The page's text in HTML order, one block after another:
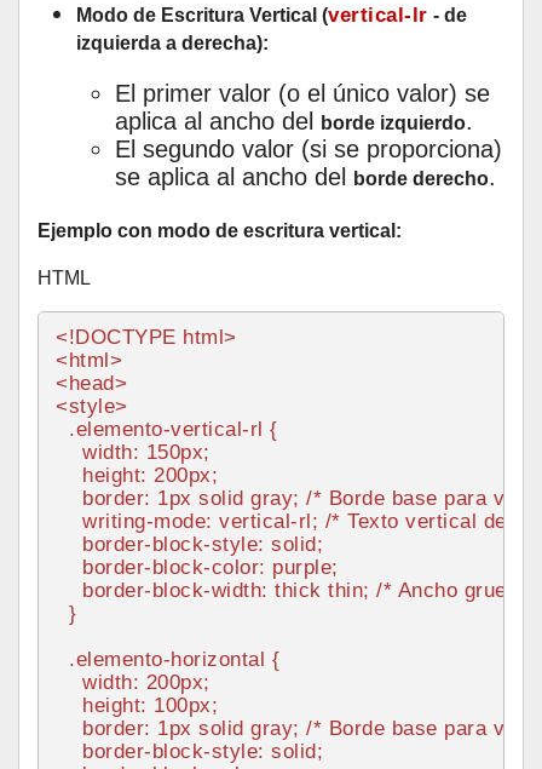
Modo de Escritura Vertical (vertical-lr - de
izquierda a derecha):
El primer valor (o el único valor) se
aplica al ancho del
borde izquierdo.
El segundo valor (si se proporciona)
se aplica al ancho del
borde derecho.
Ejemplo con modo de escritura vertical:
HTML
<!DOCTYPE html>
<html>
<head>
<style>
.elemento-vertical-rl {
width: 150px;
height: 200px;
border: 1px solid gray; /* Borde base para ver
    writing-mode: vertical-rl;
/* Texto vertical de
border-block-style: solid;
border-block-color: purple;
border-block-width: thick thin; /* Ancho grueso
  }
.elemento-horizontal {
width: 200px;
height: 100px;
border: 1px solid gray; /* Borde base para ver
border-block-style: solid;